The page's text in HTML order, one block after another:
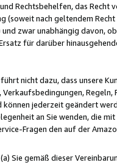
Rechtsbehelfen, das
(soweit nach geltendem
zwar unabhängig davon,
für darüber
nicht dazu, dass unsere
jederzeit geändert
an Sie wenden, die
Fragen den auf der
Sie gemäß dieser